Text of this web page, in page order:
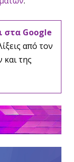
στα Google
από τον
της